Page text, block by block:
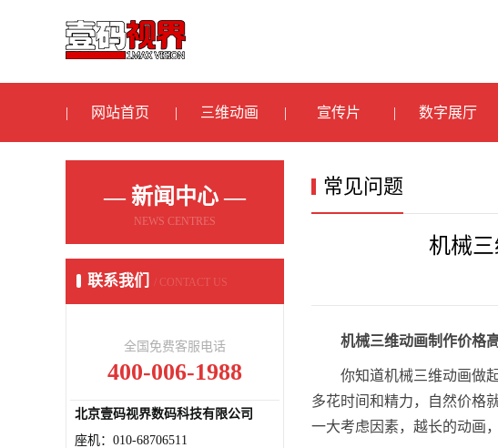
网站首页 三维动画 宣传片 数字展厅
— 新闻中心 —
NEWS CENTRES
联系我们 / CONTACT US
全国免费客服电话
400-006-1988
北京壹码视界数码科技有限公司
座机：010-68706511
常见问题
机械
机械三维动画制作价格
你知道机械三维动画做
多花时间和精力，自然价格
一大考虑因素，越长的动画